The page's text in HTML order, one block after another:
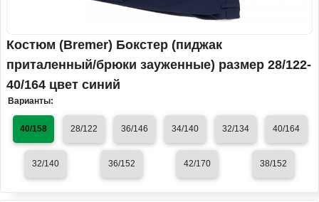
Костюм (Bremer) Бокстер (пиджак
приталенный/брюки зауженные) размер 28/122-
40/164 цвет синий
Варианты:
40/158 28/122 36/146 34/140 32/134 40/164
32/140 36/152 42/170 38/152